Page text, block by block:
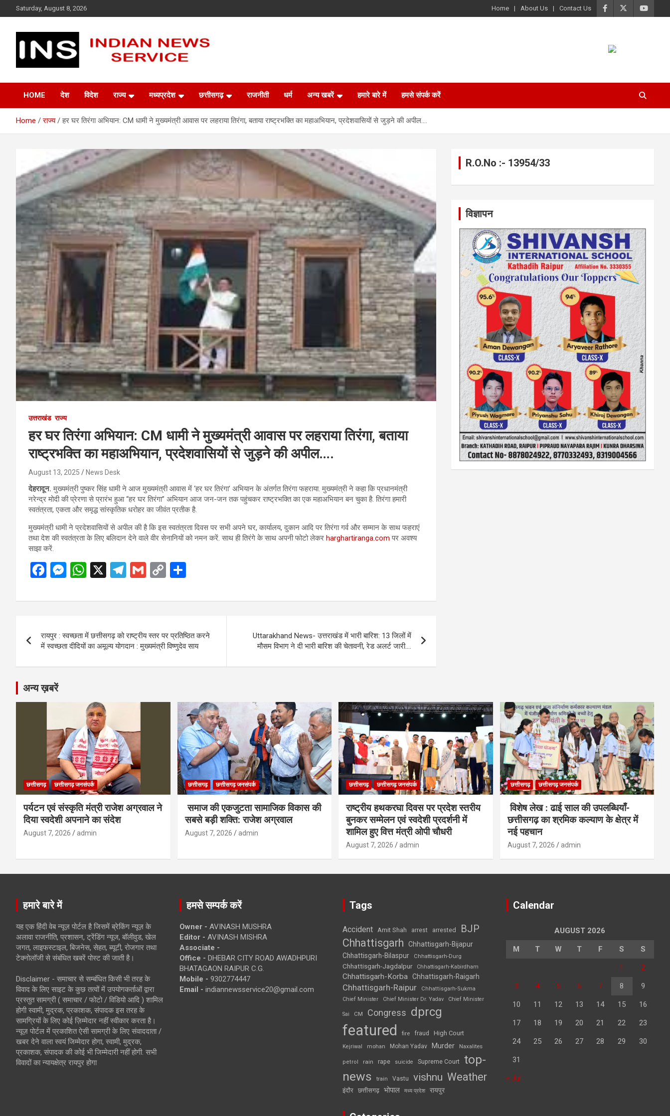
to
Saturday, August 8, 2026 Home About Us Contact Us
Indian News Service
HOME देश विदेश राज्य मध्यप्रदेश छत्तीसगढ़ राजनीती धर्म अन्य खबरें हमारे बारे में हमसे संपर्क करें
Home राज्य हर घर तिरंगा अभियान: CM धामी ने मुख्यमंत्री आवास पर लहराया तिरंगा, बताया राष्ट्रभक्ति का महाअभियान, प्रदेशवासियों से जुड़ने की अपील….
उत्तराखंड राज्य
हर घर तिरंगा अभियान: CM धामी ने मुख्यमंत्री आवास पर लहराया तिरंगा, बताया
राष्ट्रभक्ति का महाअभियान, प्रदेशवासियों से जुड़ने की अपील….
August 13, 2025 News Desk
देहरादून.मुख्यमंत्री पुष्कर सिंह धामी ने आज मुख्यमंत्री आवास में ‘हर घर तिरंगा’ अभियान के अंतर्गत तिरंगा फहराया. मुख्यमंत्री ने कहा कि प्रधानमंत्री
नरेन्द्र मोदी की प्रेरणा से प्रारंभ हुआ “हर घर तिरंगा” अभियान आज जन-जन तक पहुंचकर राष्ट्रभक्ति का एक महाअभियान बन चुका है. तिरंगा हमारी
स्वतंत्रता, एकता और समृद्ध सांस्कृतिक धरोहर का जीवंत प्रतीक है.
मुख्यमंत्री धामी ने प्रदेशवासियों से अपील की है कि इस स्वतंत्रता दिवस पर सभी अपने घर, कार्यालय, दुकान आदि पर तिरंगा गर्व और सम्मान के साथ फहराएं
तथा देश की स्वतंत्रता के लिए बलिदान देने वाले वीर सेनानियों को नमन करें. साथ ही तिरंगे के साथ अपनी फोटो लेकर harghartiranga.com पर अवश्य
साझा करें.
F
ce
o
o
k
M
se
g
er
W
at
A
p
p
X
T
e
a
m
G
ail
C
py
n
k
ar
navigation
रायपुर : स्वच्छता में छत्तीसगढ़ को राष्ट्रीय स्तर पर प्रतिष्ठित करने
में स्वच्छता दीदियों का अमूल्य योगदान : मुख्यमंत्री विष्णुदेव साय
Uttarakhand News- उत्तराखंड में भारी बारिश: 13 जिलों में
मौसम विभाग ने दी भारी बारिश की चेतावनी, रेड अलर्ट जारी….
R.O.No :- 13954/33
विज्ञापन
अन्य ख़बरें
छत्तीसगढ़ छत्तीसगढ़ जनसंपर्क
पर्यटन एवं संस्कृति मंत्री राजेश अग्रवाल ने
दिया स्वदेशी अपनाने का संदेश
August 7, 2026 admin
छत्तीसगढ़ छत्तीसगढ़ जनसंपर्क
समाज की एकजुटता सामाजिक विकास की
सबसे बड़ी शक्ति: राजेश अग्रवाल
August 7, 2026 admin
छत्तीसगढ़ छत्तीसगढ़ जनसंपर्क
राष्ट्रीय हथकरघा दिवस पर प्रदेश स्तरीय
बुनकर सम्मेलन एवं स्वदेशी प्रदर्शनी में
शामिल हुए वित्त मंत्री ओपी चौधरी
August 7, 2026 admin
छत्तीसगढ़ छत्तीसगढ़ जनसंपर्क
विशेष लेख : ढाई साल की उपलब्धियाँ-
छत्तीसगढ़ का श्रमिक कल्याण के क्षेत्र में
नई पहचान
August 7, 2026 admin
हमारे बारे में
यह एक हिंदी वेब न्यूज़ पोर्टल है जिसमें ब्रेकिंग न्यूज़ के
अलावा राजनीति, प्रशासन, ट्रेंडिंग न्यूज, बॉलीवुड, खेल
जगत, लाइफस्टाइल, बिजनेस, सेहत, ब्यूटी, रोजगार तथा
टेक्नोलॉजी से संबंधित खबरें पोस्ट की जाती है।
Disclaimer - समाचार से सम्बंधित किसी भी तरह के
विवाद के लिए साइट के कुछ तत्वों में उपयोगकर्ताओं द्वारा
प्रस्तुत सामग्री ( समाचार / फोटो / विडियो आदि ) शामिल
होगी स्वामी, मुद्रक, प्रकाशक, संपादक इस तरह के
सामग्रियों के लिए कोई ज़िम्मेदार नहीं स्वीकार करता है।
न्यूज़ पोर्टल में प्रकाशित ऐसी सामग्री के लिए संवाददाता /
खबर देने वाला स्वयं जिम्मेदार होगा, स्वामी, मुद्रक,
प्रकाशक, संपादक की कोई भी जिम्मेदारी नहीं होगी. सभी
विवादों का न्यायक्षेत्र रायपुर होगा
हमसे सम्पर्क करें
Owner - AVINASH MUSHRA
Editor - AVINASH MISHRA
Associate -
Office - DHEBAR CITY ROAD AWADHPURI
BHATAGAON RAIPUR C.G.
Mobile - 9302774447
Email - indiannewsservice20@gmail.com
Tags
Accident Amit Shah arrest arrested BJP
Chhattisgarh
Chhattisgarh-Bijapur
Chhattisgarh-Bilaspur
Chhattisgarh-Durg
Chhattisgarh-Jagdalpur Chhattisgarh-Kabirdham
Chhattisgarh-Korba Chhattisgarh-Raigarh
Chhattisgarh-Raipur
Chhattisgarh-Sukma
Chief Minister
Chief Minister Dr. Yadav Chief Minister
Sai CM Congress dprcg
featured fire fraud High Court
Kejriwal mohan Mohan Yadav Murder Naxalites
petrol rain rape suicide Supreme Court top-
news
train Vastu vishnu Weather
इंदौर छत्तीसगढ़ भोपाल मध्य प्रदेश रायपुर
Calendar
AUGUST 2026
M T W T F S S
1 2
3 4 5 6 7 8 9
10 11 12 13 14 15 16
17 18 19 20 21 22 23
24 25 26 27 28 29 30
31
« Jul